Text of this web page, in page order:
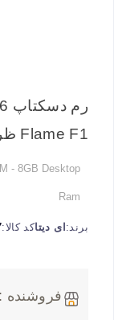
Flame F1 ظرفیت 8 گیگابایت
- 8GB Desktop
Ram
برند: ای دیتاکد کالا:
فروشنده :